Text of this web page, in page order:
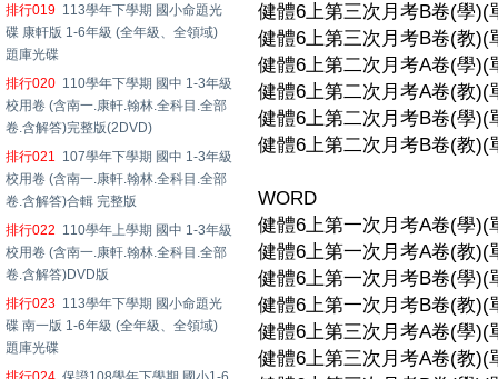
排行019 113學年下學期 國小命題光
碟 康軒版 1-6年級 (全年級、全領域)
題庫光碟
排行020 110學年下學期 國中 1-3年級
校用卷 (含南一.康軒.翰林.全科目.全部
卷.含解答)完整版(2DVD)
排行021 107學年下學期 國中 1-3年級
校用卷 (含南一.康軒.翰林.全科目.全部
卷.含解答)合輯 完整版
排行022 110學年上學期 國中 1-3年級
校用卷 (含南一.康軒.翰林.全科目.全部
卷.含解答)DVD版
排行023 113學年下學期 國小命題光
碟 南一版 1-6年級 (全年級、全領域)
題庫光碟
健體6上第三次月考B卷(學)(
健體6上第三次月考B卷(教)(
健體6上第二次月考A卷(學)(
健體6上第二次月考A卷(教)(
健體6上第二次月考B卷(學)(
健體6上第二次月考B卷(教)(
WORD
健體6上第一次月考A卷(學)(
健體6上第一次月考A卷(教)(
健體6上第一次月考B卷(學)(
健體6上第一次月考B卷(教)(
健體6上第三次月考A卷(學)(
健體6上第三次月考A卷(教)(